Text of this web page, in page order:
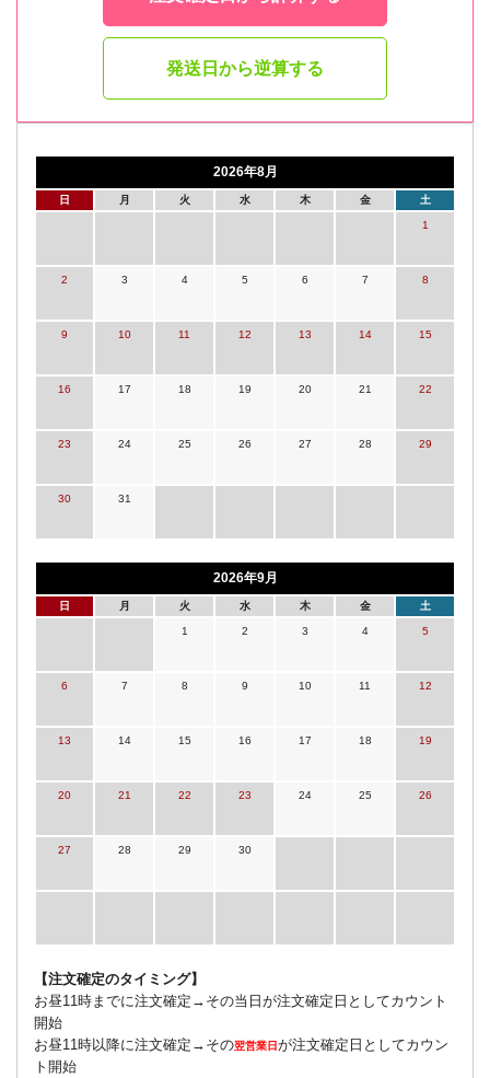
発送日から逆算する
2026年8月
日 月 火 水 木 金 土
1
2 3 4 5 6 7 8
9 10 11 12 13 14 15
16 17 18 19 20 21 22
23 24 25 26 27 28 29
30 31
2026年9月
日 月 火 水 木 金 土
1 2 3 4 5
6 7 8 9 10 11 12
13 14 15 16 17 18 19
20 21 22 23 24 25 26
27 28 29 30
【注文確定のタイミング】
お昼11時までに注文確定→その当日が注文確定日としてカウント
開始
お昼11時以降に注文確定→その翌営業日が注文確定日としてカウン
ト開始